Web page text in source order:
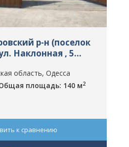
р-н (поселок
Наклонная , 5
область, Одесса
площадь: 140 м2
к сравнению